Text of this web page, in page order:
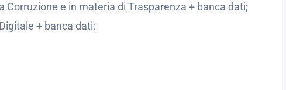
e in materia di Trasparenza + banca dati;
+ banca dati;